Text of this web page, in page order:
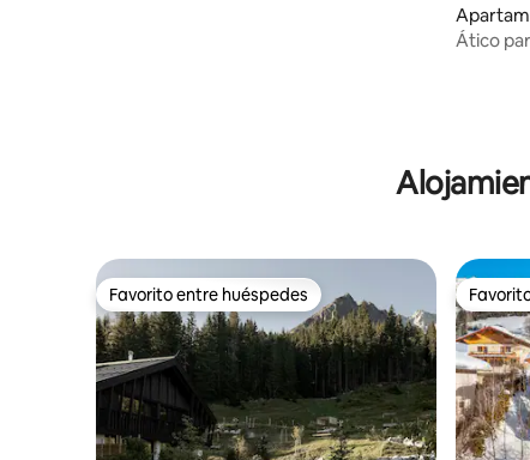
Ático
Favorito entre huéspedes
Favorito entre huéspedes